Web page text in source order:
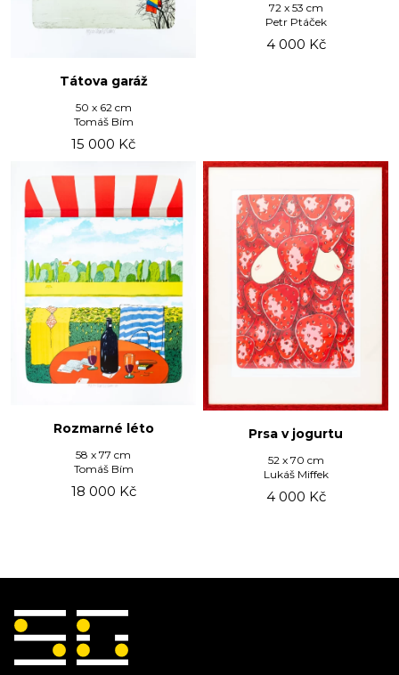
Tátova garáž
50 x 62 cm
Tomáš Bím
15 000 Kč
72 x 53 cm
Petr Ptáček
4 000 Kč
Rozmarné léto
58 x 77 cm
Tomáš Bím
18 000 Kč
Prsa v jogurtu
52 x 70 cm
Lukáš Miffek
4 000 Kč